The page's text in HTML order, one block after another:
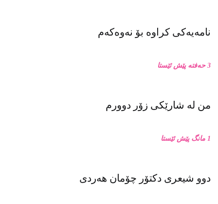
نامەیەکی کراوە بۆ نەوەکەم
3 حەفتە پێش ئێستا
من له‌ شارێکی زۆر دوورم
1 مانگ پێش ئێستا
دوو شیعری دکتۆر چۆمان هەردی